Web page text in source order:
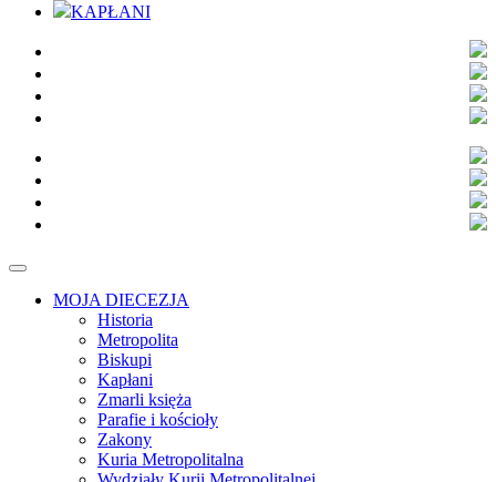
KAPŁANI
MOJA DIECEZJA
Historia
Metropolita
Biskupi
Kapłani
Zmarli księża
Parafie i kościoły
Zakony
Kuria Metropolitalna